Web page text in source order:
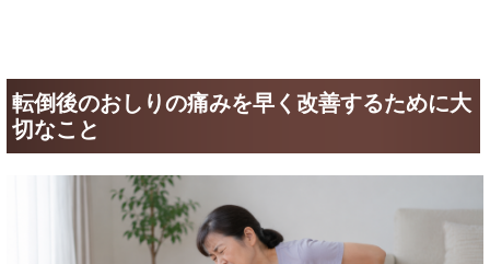
転倒後のおしりの痛みを早く改善するために大
切なこと